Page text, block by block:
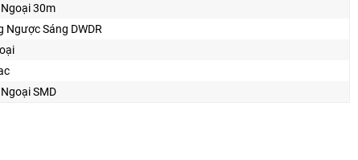
30m
Ngược Sáng DWDR
SMD